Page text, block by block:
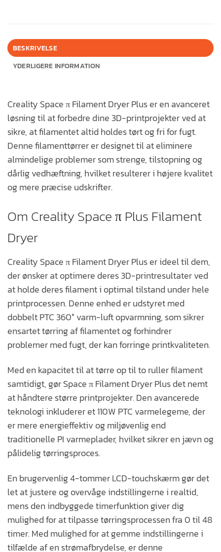
BESKRIVELSE
YDERLIGERE INFORMATION
Creality Space π Filament Dryer Plus er en avanceret
løsning til at forbedre dine 3D-printprojekter ved at
sikre, at filamentet altid holdes tørt og fri for fugt.
Denne filamenttørrer er designet til at eliminere
almindelige problemer som strenge, tilstopning og
dårlig vedhæftning, hvilket resulterer i højere kvalitet
og mere præcise udskrifter.
Om Creality Space π Plus Filament
Dryer
Creality Space π Filament Dryer Plus er ideel til dem,
der ønsker at optimere deres 3D-printresultater ved
at holde deres filament i optimal tilstand under hele
printprocessen. Denne enhed er udstyret med
dobbelt PTC 360° varm-luft opvarmning, som sikrer
ensartet tørring af filamentet og forhindrer
problemer med fugt, der kan forringe printkvaliteten.
Med en kapacitet til at tørre op til to ruller filament
samtidigt, gør Space π Filament Dryer Plus det nemt
at håndtere større printprojekter. Den avancerede
teknologi inkluderer et 110W PTC varmelegeme, der
er mere energieffektiv og miljøvenlig end
traditionelle PI varmeplader, hvilket sikrer en jævn og
pålidelig tørringsproces.
En brugervenlig 4-tommer LCD-touchskærm gør det
let at justere og overvåge indstillingerne i realtid,
mens den indbyggede timerfunktion giver dig
mulighed for at tilpasse tørringsprocessen fra 0 til 48
timer. Med mulighed for at gemme indstillingerne i
tilfælde af en strømafbrydelse, er denne